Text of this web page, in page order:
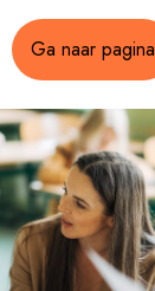
Ga naar pagina